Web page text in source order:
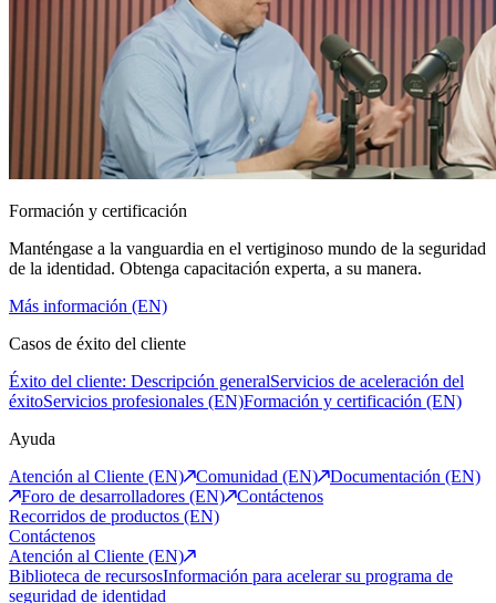
Formación y certificación
Manténgase a la vanguardia en el vertiginoso mundo de la seguridad
de la identidad. Obtenga capacitación experta, a su manera.
Más información (EN)
Casos de éxito del cliente
Éxito del cliente: Descripción generalServicios de aceleración del
éxitoServicios profesionales (EN)Formación y certificación (EN)
Ayuda
Atención al Cliente (EN)
Comunidad (EN)
Documentación (EN)
Foro de desarrolladores (EN)
Contáctenos
Recorridos de productos (EN)
Contáctenos
Atención al Cliente (EN)
Biblioteca de recursosInformación para acelerar su programa de
seguridad de identidad